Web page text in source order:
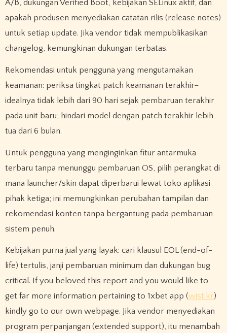
A/B, dukungan Verified Boot, kebijakan SELinux aktif, dan
apakah produsen menyediakan catatan rilis (release notes)
untuk setiap update. Jika vendor tidak mempublikasikan
changelog, kemungkinan dukungan terbatas.
Rekomendasi untuk pengguna yang mengutamakan
keamanan: periksa tingkat patch keamanan terakhir–
idealnya tidak lebih dari 90 hari sejak pembaruan terakhir
pada unit baru; hindari model dengan patch terakhir lebih
tua dari 6 bulan.
Untuk pengguna yang menginginkan fitur antarmuka
terbaru tanpa menunggu pembaruan OS, pilih perangkat di
mana launcher/skin dapat diperbarui lewat toko aplikasi
pihak ketiga; ini memungkinkan perubahan tampilan dan
rekomendasi konten tanpa bergantung pada pembaruan
sistem penuh.
Kebijakan purna jual yang layak: cari klausul EOL (end-of-
life) tertulis, janji pembaruan minimum dan dukungan bug
critical. If you beloved this report and you would like to
get far more information pertaining to 1xbet app (wjst.kr)
kindly go to our own webpage. Jika vendor menyediakan
program perpanjangan (extended support), itu menambah